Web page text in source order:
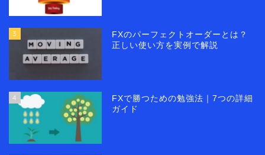
3
FXのパーフェクトオーダーとは？
正しい使い方を実例で解説
4
FXで勝つための勉強法｜7つの詳細
ガイド